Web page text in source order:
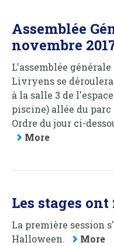
Assemblée
novembre
L'assemblée
Livryens se déroulera
à la salle 3 de
piscine) allée du
Ordre du jour ci-
More
Les stages
La première session
Halloween.
More